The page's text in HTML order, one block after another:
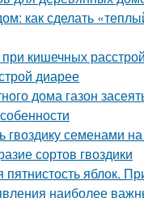
как сделать
кишечных
диарее
дома газон
гвоздику семенами
сортов гвоздики
яблок.
наиболее